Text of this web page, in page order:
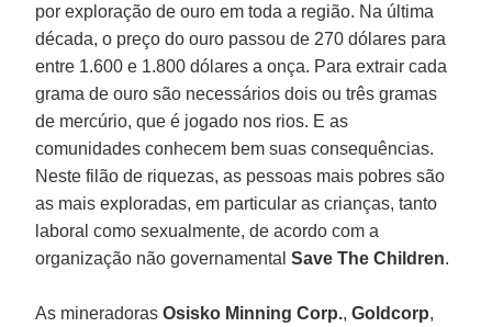
por exploração de ouro em toda a região. Na última
década, o preço do ouro passou de 270 dólares para
entre 1.600 e 1.800 dólares a onça. Para extrair cada
grama de ouro são necessários dois ou três gramas
de mercúrio, que é jogado nos rios. E as
comunidades conhecem bem suas consequências.
Neste filão de riquezas, as pessoas mais pobres são
as mais exploradas, em particular as crianças, tanto
laboral como sexualmente, de acordo com a
organização não governamentalSave The Children.
As mineradorasOsisko Minning Corp.,Goldcorp,